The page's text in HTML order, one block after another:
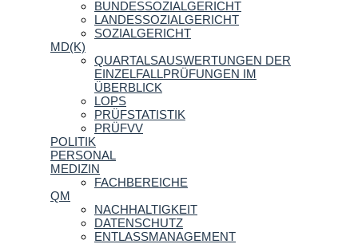
BUNDESSOZIALGERICHT
LANDESSOZIALGERICHT
SOZIALGERICHT
MD(K)
QUARTALSAUSWERTUNGEN DER
EINZELFALLPRÜFUNGEN IM
ÜBERBLICK
LOPS
PRÜFSTATISTIK
PRÜFVV
POLITIK
PERSONAL
MEDIZIN
FACHBEREICHE
QM
NACHHALTIGKEIT
DATENSCHUTZ
ENTLASSMANAGEMENT